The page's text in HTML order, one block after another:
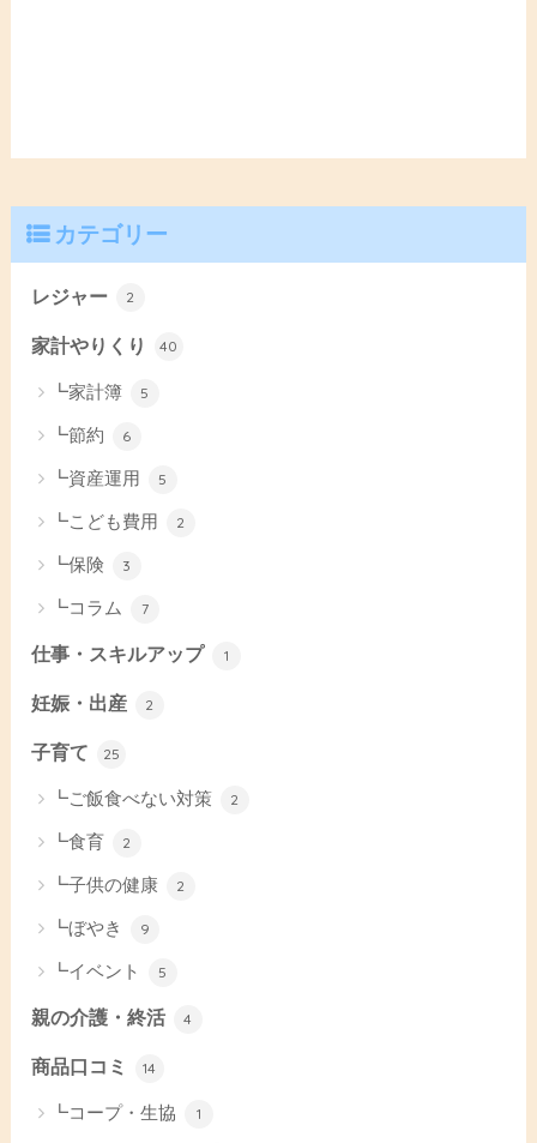
カテゴリー
レジャー 2
家計やりくり 40
┗家計簿 5
┗節約 6
┗資産運用 5
┗こども費用 2
┗保険 3
┗コラム 7
仕事・スキルアップ 1
妊娠・出産 2
子育て 25
┗ご飯食べない対策 2
┗食育 2
┗子供の健康 2
┗ぼやき 9
┗イベント 5
親の介護・終活 4
商品口コミ 14
┗コープ・生協 1